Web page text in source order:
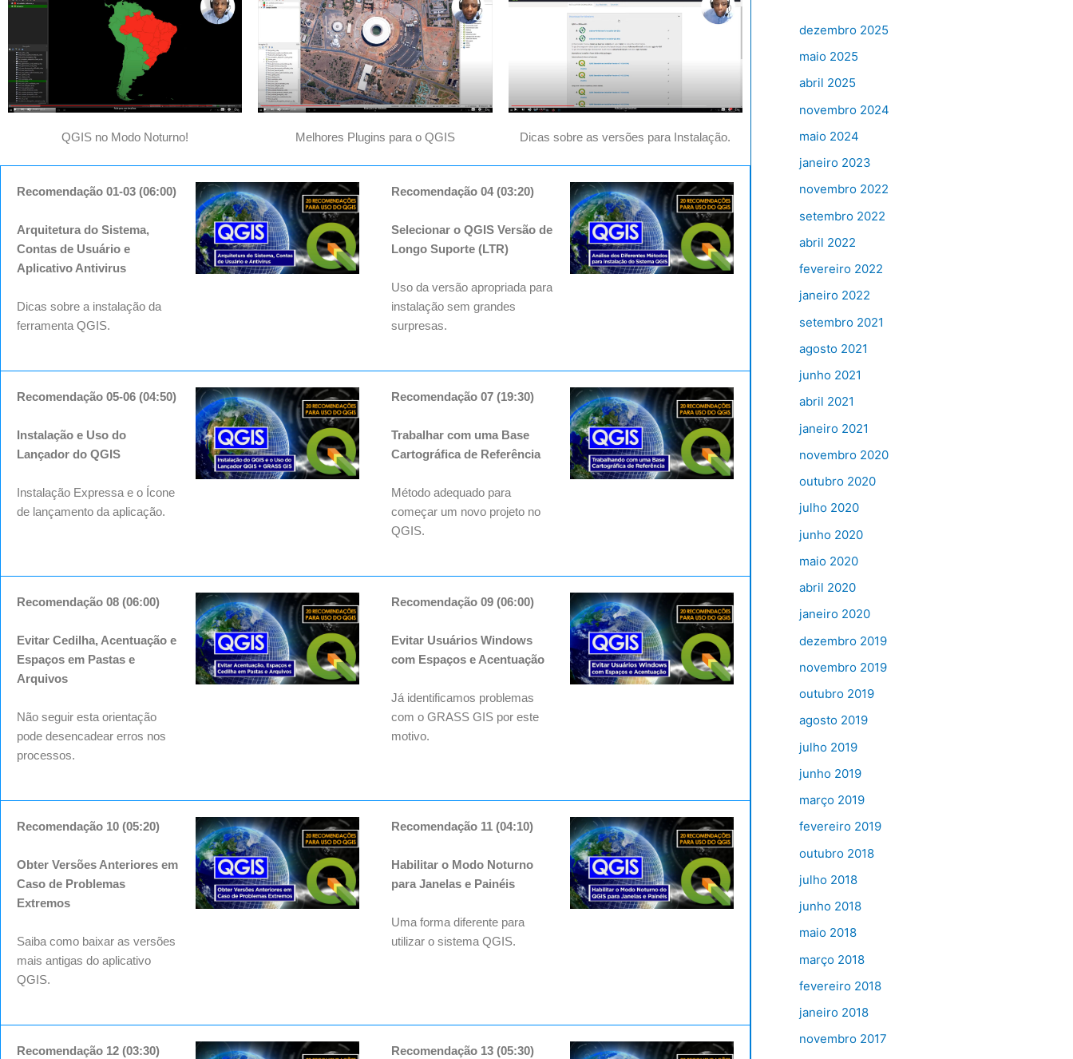
QGIS no Modo Noturno! Melhores Plugins para o QGIS Dicas sobre as versões para Instalação.
Recomendação 01-03 (06:00)
Arquitetura do Sistema,
Contas de Usuário e
Aplicativo Antivirus
Dicas sobre a instalação da
ferramenta QGIS.
Recomendação 04 (03:20)
Selecionar o QGIS Versão de
Longo Suporte (LTR)
Uso da versão apropriada para
instalação sem grandes
surpresas.
Recomendação 05-06 (04:50)
Instalação e Uso do
Lançador do QGIS
Instalação Expressa e o Ícone
de lançamento da aplicação.
Recomendação 07 (19:30)
Trabalhar com uma Base
Cartográfica de Referência
Método adequado para
começar um novo projeto no
QGIS.
Recomendação 08 (06:00)
Evitar Cedilha, Acentuação e
Espaços em Pastas e
Arquivos
Não seguir esta orientação
pode desencadear erros nos
processos.
Recomendação 09 (06:00)
Evitar Usuários Windows
com Espaços e Acentuação
Já identificamos problemas
com o GRASS GIS por este
motivo.
Recomendação 10 (05:20)
Obter Versões Anteriores em
Caso de Problemas
Extremos
Saiba como baixar as versões
mais antigas do aplicativo
QGIS.
Recomendação 11 (04:10)
Habilitar o Modo Noturno
para Janelas e Painéis
Uma forma diferente para
utilizar o sistema QGIS.
Recomendação 12 (03:30) Recomendação 13 (05:30)
dezembro 2025
maio 2025
abril 2025
novembro 2024
maio 2024
janeiro 2023
novembro 2022
setembro 2022
abril 2022
fevereiro 2022
janeiro 2022
setembro 2021
agosto 2021
junho 2021
abril 2021
janeiro 2021
novembro 2020
outubro 2020
julho 2020
junho 2020
maio 2020
abril 2020
janeiro 2020
dezembro 2019
novembro 2019
outubro 2019
agosto 2019
julho 2019
junho 2019
março 2019
fevereiro 2019
outubro 2018
julho 2018
junho 2018
maio 2018
março 2018
fevereiro 2018
janeiro 2018
novembro 2017